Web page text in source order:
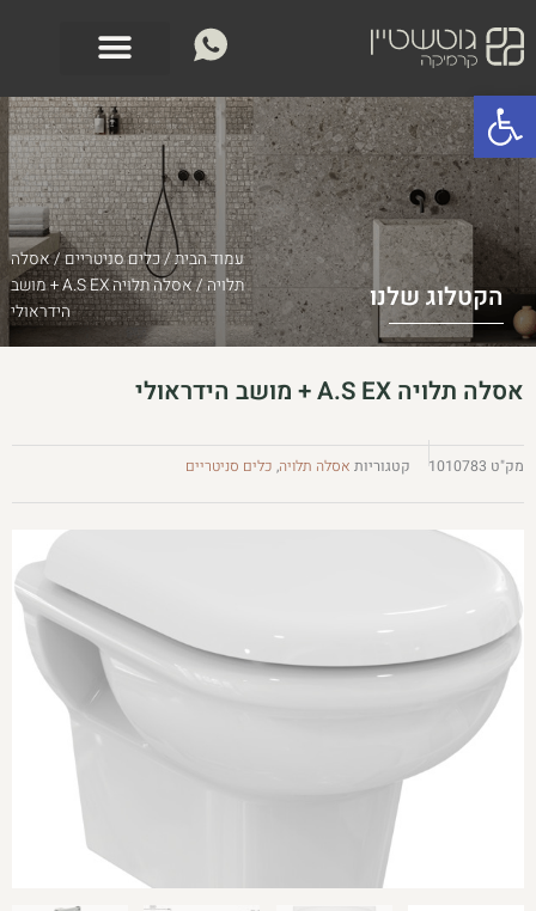
פתח סרגל נגישות
לתוכן
הקטלוג שלנו
עמוד הבית/כלים סניטריים/אסלה
תלויה
/ אסלה תלויה A.S EX + מושב
הידראולי
אסלה תלויה A.S EX + מושב הידראולי
מק"ט 1010783 קטגוריות אסלה תלויה, כלים סניטריים